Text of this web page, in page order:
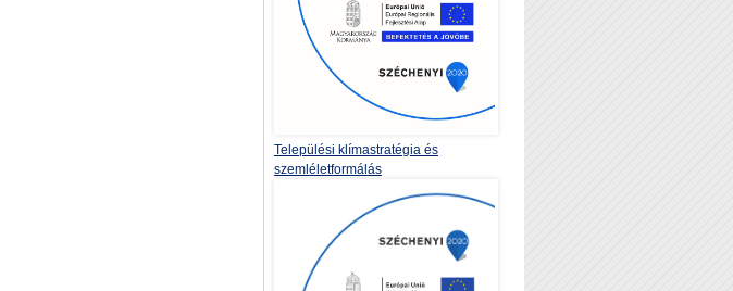
Települési klímastratégia és
szemléletformálás